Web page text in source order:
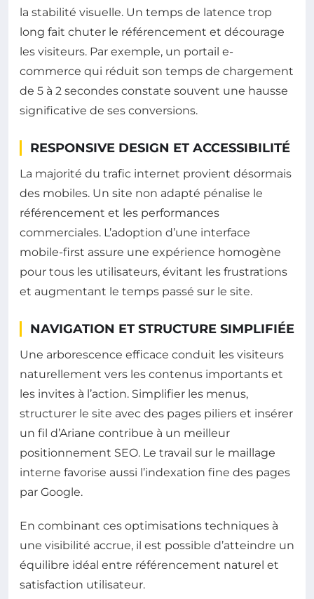
la stabilité visuelle. Un temps de latence trop
long fait chuter le référencement et décourage
les visiteurs. Par exemple, un portail e-
commerce qui réduit son temps de chargement
de 5 à 2 secondes constate souvent une hausse
significative de ses conversions.
RESPONSIVE DESIGN ET ACCESSIBILITÉ
La majorité du trafic internet provient désormais
des mobiles. Un site non adapté pénalise le
référencement et les performances
commerciales. L’adoption d’une interface
mobile-first assure une expérience homogène
pour tous les utilisateurs, évitant les frustrations
et augmentant le temps passé sur le site.
NAVIGATION ET STRUCTURE SIMPLIFIÉE
Une arborescence efficace conduit les visiteurs
naturellement vers les contenus importants et
les invites à l’action. Simplifier les menus,
structurer le site avec des pages piliers et insérer
un fil d’Ariane contribue à un meilleur
positionnement SEO. Le travail sur le maillage
interne favorise aussi l’indexation fine des pages
par Google.
En combinant ces optimisations techniques à
une visibilité accrue, il est possible d’atteindre un
équilibre idéal entre référencement naturel et
satisfaction utilisateur.